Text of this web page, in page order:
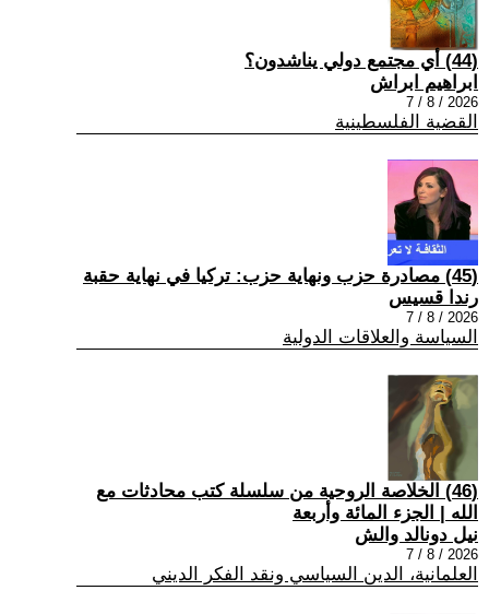
(44) أي مجتمع دولي يناشدون؟
ابراهيم ابراش
2026 / 8 / 7
القضية الفلسطينية
(45) مصادرة حزب ونهاية حزب: تركيا في نهاية حقبة
رندا قسيس
2026 / 8 / 7
السياسة والعلاقات الدولية
(46) الخلاصة الروحية من سلسلة كتب محادثات مع
الله | الجزء المائة وأربعة
نيل دونالد والش
2026 / 8 / 7
العلمانية، الدين السياسي ونقد الفكر الديني